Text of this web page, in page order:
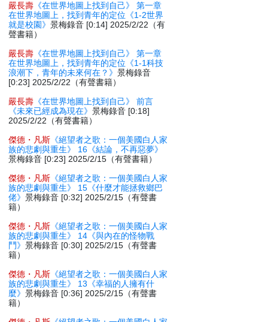
嚴長壽 《在世界地圖上找到自己》 第一章
在世界地圖上，找到青年的定位《1-2世界
就是校園》景梅錄音 [0:14] 2025/2/22（有
聲書籍）
嚴長壽 《在世界地圖上找到自己》 第一章
在世界地圖上，找到青年的定位《1-1科技
浪潮下，青年的未來何在？》景梅錄音
[0:23] 2025/2/22（有聲書籍）
嚴長壽 《在世界地圖上找到自己》 前言
《未來已經成為現在》景梅錄音 [0:18]
2025/2/22（有聲書籍）
傑德・凡斯 《絕望者之歌：一個美國白人家
族的悲劇與重生》 16《結論，不再惡夢》
景梅錄音 [0:23] 2025/2/15（有聲書籍）
傑德・凡斯 《絕望者之歌：一個美國白人家
族的悲劇與重生》 15《什麼才能拯救鄉巴
佬》景梅錄音 [0:32] 2025/2/15（有聲書
籍）
傑德・凡斯 《絕望者之歌：一個美國白人家
族的悲劇與重生》 14《與內在的怪物戰
鬥》景梅錄音 [0:30] 2025/2/15（有聲書
籍）
傑德・凡斯 《絕望者之歌：一個美國白人家
族的悲劇與重生》 13《幸福的人擁有什
麼》景梅錄音 [0:36] 2025/2/15（有聲書
籍）